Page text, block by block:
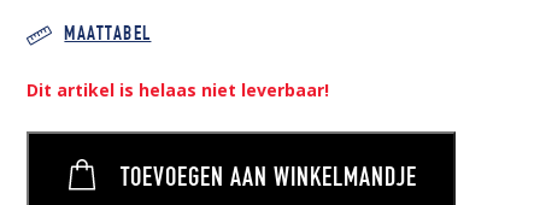
MAATTABEL
Dit artikel is helaas niet leverbaar!
TOEVOEGEN AAN WINKELMANDJE